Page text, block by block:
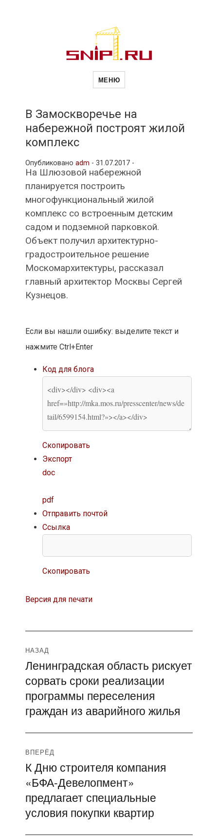
Новости
и
МЕНЮ
В Замоскворечье на
набережной построят жилой
комплекс
Опубликовано adm - 31.07.2017 -
На Шлюзовой набережной
планируется построить
многофункциональный жилой
комплекс со встроенным детским
садом и подземной парковкой.
Объект получил архитектурно-
градостроительное решение
Москомархитектуры, рассказал
главный архитектор Москвы Сергей
Кузнецов.
Если вы нашли ошибку: выделите текст и
нажмите Ctrl+Enter
Код для блога
Скопировать
Экспорт
doc
pdf
Отправить почтой
Ссылка
Скопировать
Версия для печати
Навигация
по
записям
НАЗАД
Предыдущая
запись:
Ленинградская область рискует
сорвать сроки реализации
программы переселения
граждан из аварийного жилья
ВПЕРЁД
Следующая
запись:
К Дню строителя компания
«БФА-Девелопмент»
предлагает специальные
условия покупки квартир